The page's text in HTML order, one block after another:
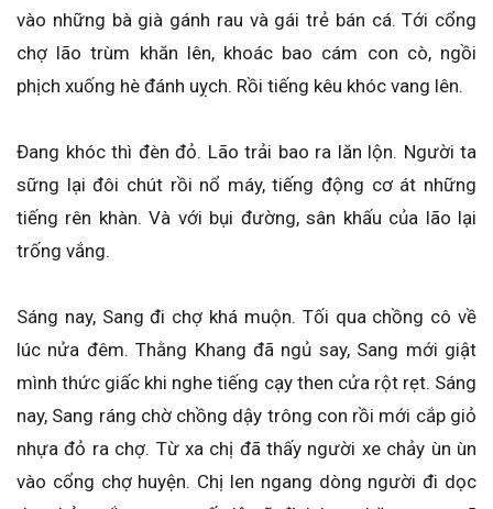
vào những bà già gánh rau và gái trẻ bán cá. Tới cổng
chợ lão trùm khăn lên, khoác bao cám con cò, ngồi
phịch xuống hè đánh uỵch. Rồi tiếng kêu khóc vang lên.
Đang khóc thì đèn đỏ. Lão trải bao ra lăn lộn. Người ta
sững lại đôi chút rồi nổ máy, tiếng động cơ át những
tiếng rên khàn. Và với bụi đường, sân khấu của lão lại
trống vắng.
Sáng nay, Sang đi chợ khá muộn. Tối qua chồng cô về
lúc nửa đêm. Thằng Khang đã ngủ say, Sang mới giật
mình thức giấc khi nghe tiếng cạy then cửa rột rẹt. Sáng
nay, Sang ráng chờ chồng dậy trông con rồi mới cắp giỏ
nhựa đỏ ra chợ. Từ xa chị đã thấy người xe chảy ùn ùn
vào cổng chợ huyện. Chị len ngang dòng người đi dọc